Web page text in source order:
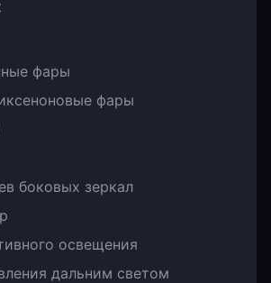
фары
фары
боковых зеркал
освещения
дальним светом